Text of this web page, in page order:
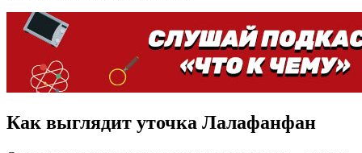
Как выглядит уточка Лалафанфан